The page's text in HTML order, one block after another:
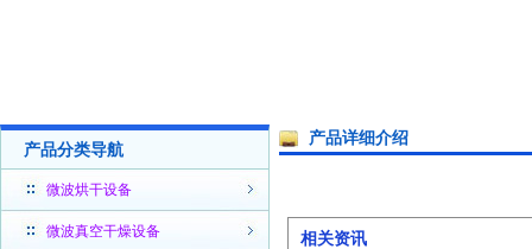
产品分类导航
微波烘干设备
微波真空干燥设备
产品详细介绍
相关资讯